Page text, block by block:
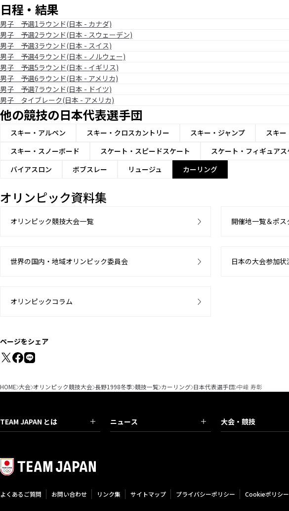
日程・結果
男子 予選1ラウンド(日本 - カナダ)
男子 予選2ラウンド(日本 - スウェーデン)
男子 予選3ラウンド(日本 - スイス)
男子 予選4ラウンド(日本 - ノルウェー)
男子 予選5ラウンド(日本 - イギリス)
男子 予選6ラウンド(日本 - アメリカ)
男子 予選7ラウンド(日本 - ドイツ)
男子 タイブレーク(日本 - アメリカ)
他の競技の日本代表選手団
スキー・アルペン スキー・クロスカントリー スキー・ジャンプ スキー
スキー・スノーボード
スケート・スピードスケート スケート・フィギュアス
バイアスロン
ボブスレー リュージュ カーリング
オリンピック資料集
オリンピック競技大会一覧 開催地一覧＆ポス
世界の国内・地域オリンピック委員会 日本の大会参加状
オリンピックコラム
ページをシェア
HOME 大会 オリンピック競技大会 長野1998冬季 競技一覧 カーリング 日本代表選手団 中峰 寿彰
TEAM JAPAN とは ニュース 大会・競技
よくあるご質問 お問い合わせ リンク集 サイトマップ プライバシーポリシー Cookieポリシー